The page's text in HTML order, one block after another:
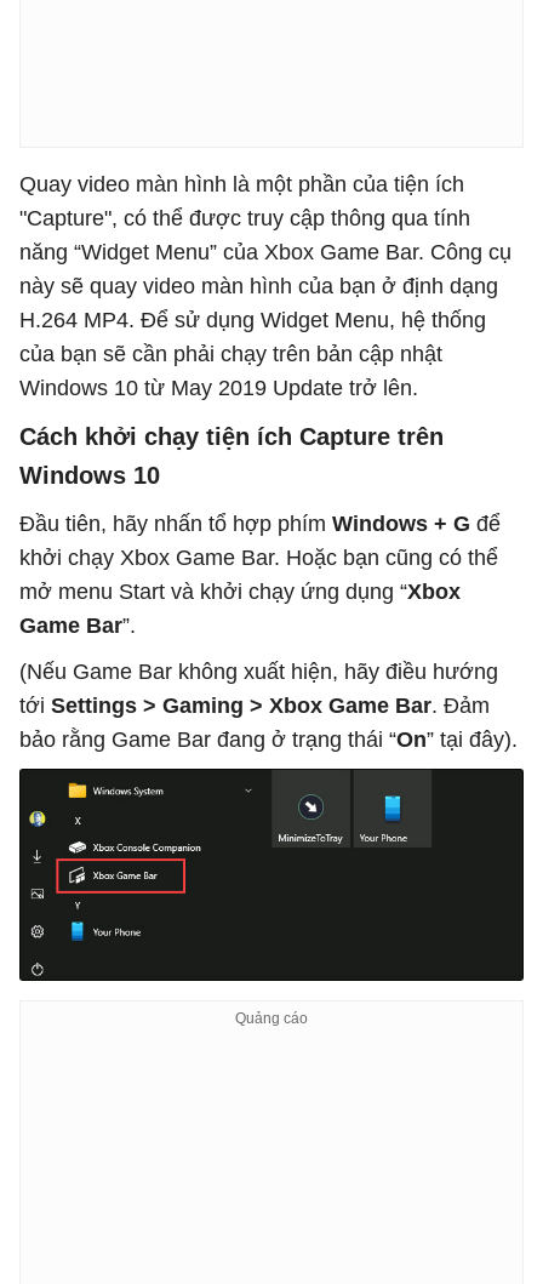
Quay video màn hình là một phần của tiện ích
"Capture", có thể được truy cập thông qua tính
năng “Widget Menu” của Xbox Game Bar. Công cụ
này sẽ quay video màn hình của bạn ở định dạng
H.264 MP4. Để sử dụng Widget Menu, hệ thống
của bạn sẽ cần phải chạy trên bản cập nhật
Windows 10 từ May 2019 Update trở lên.
Cách khởi chạy tiện ích Capture trên
Windows 10
Đầu tiên, hãy nhấn tổ hợp phím Windows + G để
khởi chạy Xbox Game Bar. Hoặc bạn cũng có thể
mở menu Start và khởi chạy ứng dụng “Xbox
Game Bar”.
(Nếu Game Bar không xuất hiện, hãy điều hướng
tới Settings > Gaming > Xbox Game Bar. Đảm
bảo rằng Game Bar đang ở trạng thái “On” tại đây).